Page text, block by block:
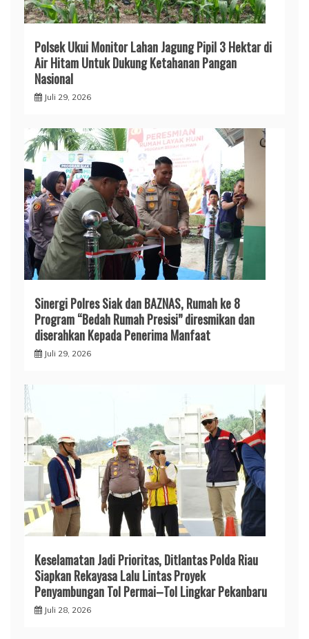
Polsek Ukui Monitor Lahan Jagung Pipil 3 Hektar di
Air Hitam Untuk Dukung Ketahanan Pangan
Nasional
Juli 29, 2026
Sinergi Polres Siak dan BAZNAS, Rumah ke 8
Program “Bedah Rumah Presisi” diresmikan dan
diserahkan Kepada Penerima Manfaat
Juli 29, 2026
Keselamatan Jadi Prioritas, Ditlantas Polda Riau
Siapkan Rekayasa Lalu Lintas Proyek
Penyambungan Tol Permai–Tol Lingkar Pekanbaru
Juli 28, 2026